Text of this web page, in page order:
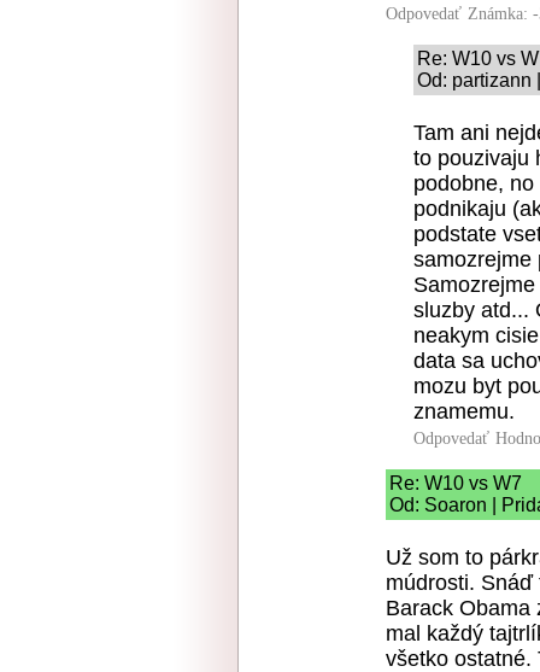
Odpovedať Známka:
Re: W10 vs
Od: partizann
Tam ani
to pouzivaju
podobne,
podnikaju
podstate
samozrejme
sluzby atd...
neakym
data sa
mozu byt
znamemu.
Odpovedať
Re: W10 vs W7
Od: Soaron |
Už som to
múdrosti. Snáď
Barack Obama
mal každý
všetko ostatné.